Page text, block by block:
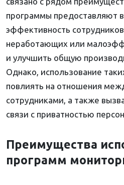
программы предоставляют
эффективность
неработающих или
и улучшить общую
Однако, использование
повлиять на отношения
сотрудниками, а также
связи с приватностью
Преимущества
программ